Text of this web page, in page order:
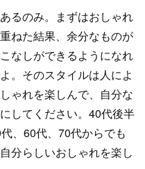
るのみ。まずはおしゃれ
ねた結果、余分なものが
なしができるようになれ
。そのスタイルは人によ
ゃれを楽しんで、自分な
してください。40代後半
、60代、70代からでも
分らしいおしゃれを楽し